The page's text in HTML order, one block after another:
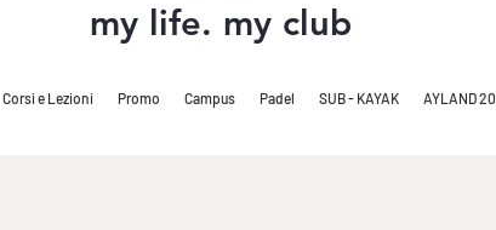
my life. my club
Corsi e Lezioni Promo Campus Padel SUB - KAYAK AYLAND